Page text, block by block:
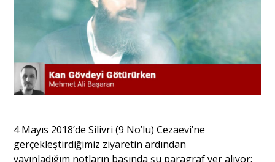
Ekonomi
Dünya
Söyleşi
4 Mayıs 2018’de Silivri (9 No’lu) Cezaevi’ne
gerçekleştirdiğimiz ziyaretin ardından
yayınladığım notların başında şu paragraf yer alıyor: